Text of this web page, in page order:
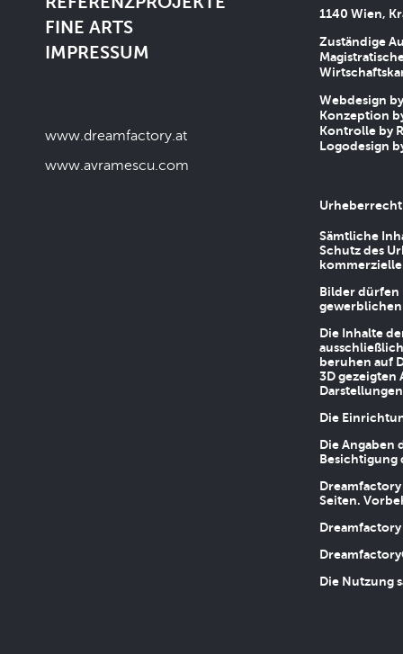
FINE ARTS
IMPRESSUM
www.dreamfactory.at
www.avramescu.com
1140 Wien,
Zuständige
Webdesign
Konzeption
Kontrolle by
Logodesign
Urheberrecht
Sämtliche
Schutz des
Bilder dürfen
Die Inhalte
beruhen auf
3D gezeigten
Die
Die
Besichtigung
Seiten.
Die Nutzung